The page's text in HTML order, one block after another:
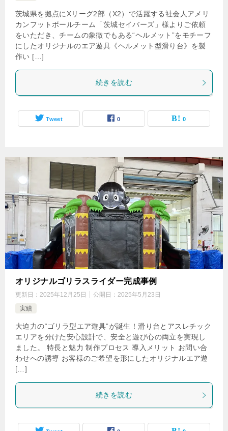
茨城県を拠点にXリーグ2部（X2）で活躍する社会人アメリ
カンフットボールチーム「茨城セイバーズ」様よりご依頼
をいただき、チームの象徴でもある“ヘルメット”をモチーフ
にしたオリジナルのエア遊具《ヘルメット型滑り台》を製
作い […]
続きを読む
Tweet 0 0
オリジナルゴリラスライダー完成事例
更新日： 2025年12月25日 公開日： 2025年5月23日
実績
大迫力の“ゴリラ型エア遊具”が誕生！滑り台とアスレチック
エリアを分けた安心設計で、安全と遊び心の両立を実現し
ました。 特長と魅力 制作プロセス 導入メリット お問い合
わせへの誘導 お客様のご希望を形にしたオリジナルエア遊
[…]
続きを読む